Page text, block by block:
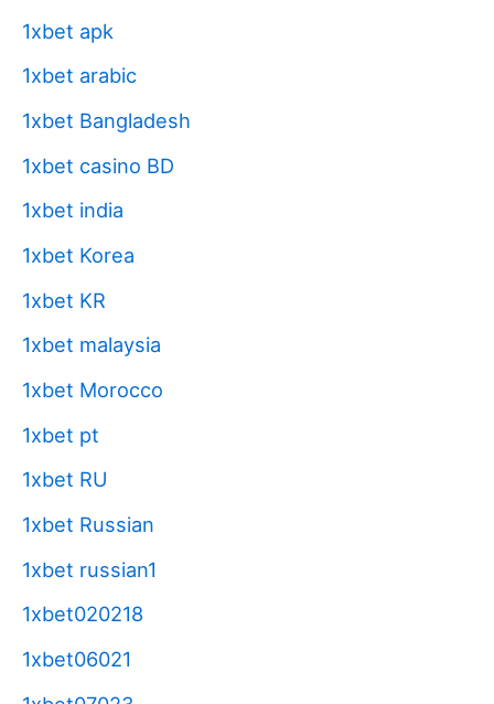
1xbet apk
1xbet arabic
1xbet Bangladesh
1xbet casino BD
1xbet india
1xbet Korea
1xbet KR
1xbet malaysia
1xbet Morocco
1xbet pt
1xbet RU
1xbet Russian
1xbet russian1
1xbet020218
1xbet06021